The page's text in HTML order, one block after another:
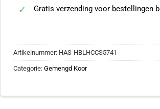
Gratis verzending voor bestellingen
Artikelnummer: HAS-HBLHCCS5741
Categorie: Gemengd Koor